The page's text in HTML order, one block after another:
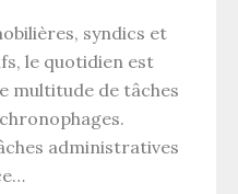
syndics et
le quotidien est
multitude de tâches
administratives